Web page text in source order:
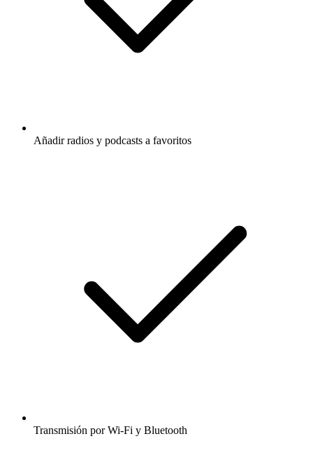
Añadir radios y podcasts a favoritos
Transmisión por Wi-Fi y Bluetooth